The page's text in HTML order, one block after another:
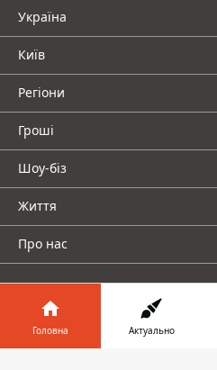
Україна
Київ
Регіони
Гроші
Шоу-біз
Життя
Про нас
Головна Актуально